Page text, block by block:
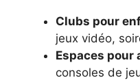
Clubs pour
jeux vidéo,
Espaces pour
consoles de